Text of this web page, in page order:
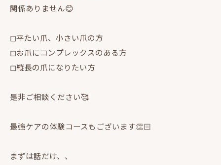
関係ありません😊
◻︎平たい爪、小さい爪の方
◻︎お爪にコンプレックスのある方
◻︎縦長の爪になりたい方
是非ご相談ください🥰
最強ケアの体験コースもございます👏🏻
まずは話だけ、、